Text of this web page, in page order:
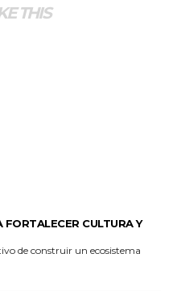
THIS
CULTURA Y